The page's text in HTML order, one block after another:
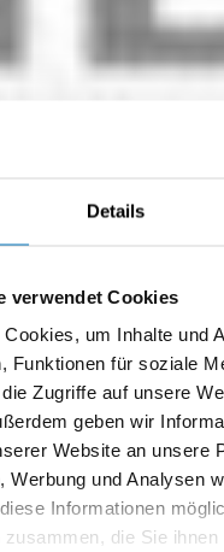
Details
verwendet Cookies
um Inhalte und
Funktionen für soziale
Zugriffe auf unsere
geben wir
Website an unsere
Werbung und Analysen
Informationen
die Sie ihnen
die
berufliche
vieler User